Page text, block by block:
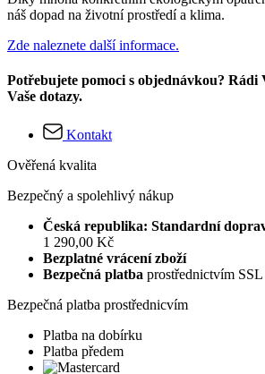
náš dopad na životní prostředí a klima.
Zde naleznete další informace.
Potřebujete pomoci s objednávkou? Rádi
Vaše dotazy.
Kontakt
Ověřená kvalita
Bezpečný a spolehlivý nákup
Česká republika: Standardní
1 290,00 Kč
Bezplatné vrácení zboží
Bezpečná platba prostřednictvím
Bezpečná platba prostřednicvím
Platba na dobírku
Platba předem